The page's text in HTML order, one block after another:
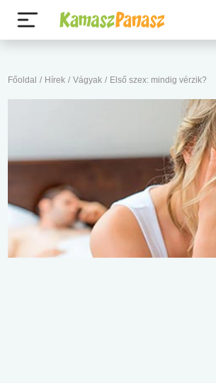
Főoldal / Hírek / Vágyak / Első szex: mindig vérzik?